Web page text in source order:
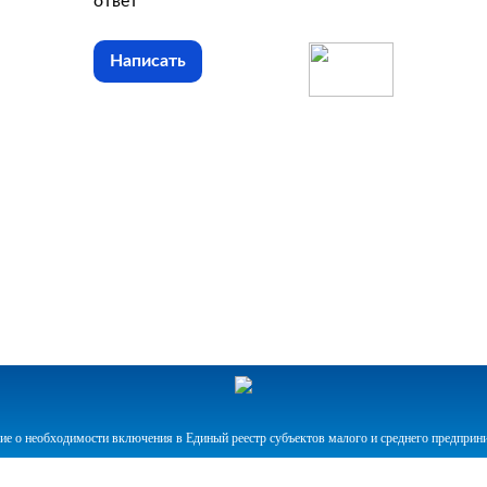
Написать
о необходимости включения в Единый реестр субъектов малого и среднего